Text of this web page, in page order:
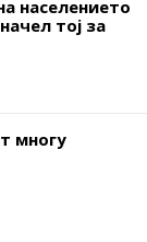
населението
тој за
многу